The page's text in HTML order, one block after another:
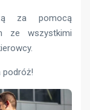
za pomocą
ze wszystkimi
podróż!